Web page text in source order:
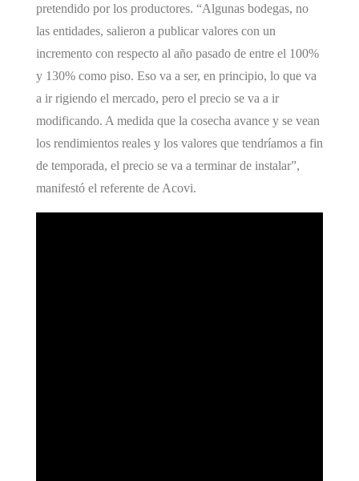
pretendido por los productores. “Algunas bodegas, no
las entidades, salieron a publicar valores con un
incremento con respecto al año pasado de entre el 100%
y 130% como piso. Eso va a ser, en principio, lo que va
a ir rigiendo el mercado, pero el precio se va a ir
modificando. A medida que la cosecha avance y se vean
los rendimientos reales y los valores que tendríamos a fin
de temporada, el precio se va a terminar de instalar”,
manifestó el referente de Acovi.